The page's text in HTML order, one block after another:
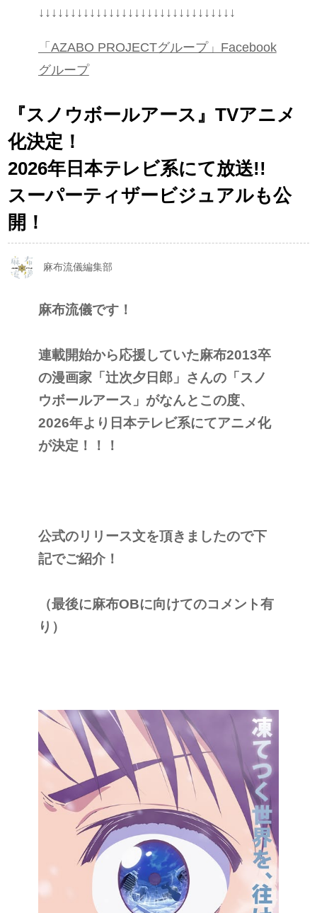
↓↓↓↓↓↓↓↓↓↓↓↓↓↓↓↓↓↓↓↓↓↓↓↓↓↓↓↓↓↓↓
「AZABO PROJECTグループ」Facebook
グループ
『スノウボールアース』TVアニメ
化決定！
2026年日本テレビ系にて放送!!
スーパーティザービジュアルも公
開！
麻布流儀編集部
麻布流儀です！
連載開始から応援していた麻布2013卒
の漫画家「辻次夕日郎」さんの「スノ
ウボールアース」がなんとこの度、
2026年より日本テレビ系にてアニメ化
が決定！！！
公式のリリース文を頂きましたので下
記でご紹介！
（最後に麻布OBに向けてのコメント有
り）